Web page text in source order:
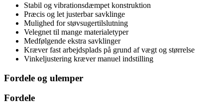
Stabil og vibrationsdæmpet konstruktion
Præcis og let justerbar savklinge
Mulighed for støvsugertilslutning
Velegnet til mange materialetyper
Medfølgende ekstra savklinger
Kræver fast arbejdsplads på grund af vægt og størrelse
Vinkeljustering kræver manuel indstilling
Fordele og ulemper
Fordele